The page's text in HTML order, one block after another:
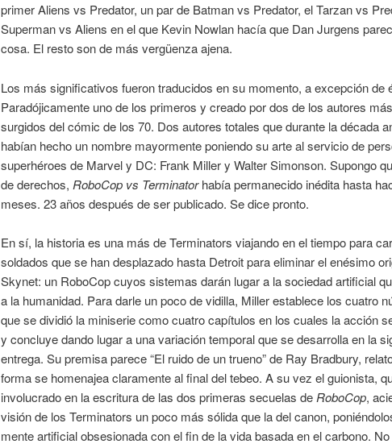
primer Aliens vs Predator, un par de Batman vs Predator, el Tarzan vs
Superman vs Aliens en el que Kevin Nowlan hacía que Dan Jurgens
cosa. El resto son de más vergüenza ajena.
Los más significativos fueron traducidos en su momento, a excepción de
Paradójicamente uno de los primeros y creado por dos de los autores
surgidos del cómic de los 70. Dos autores totales que durante la década
habían hecho un nombre mayormente poniendo su arte al servicio de
superhéroes de Marvel y DC: Frank Miller y Walter Simonson. Supongo
de derechos, RoboCop vs Terminatorhabía permanecido inédita hasta
meses. 23 años después de ser publicado. Se dice pronto.
En sí, la historia es una más de Terminators viajando en el tiempo para
soldados que se han desplazado hasta Detroit para eliminar el enésimo
Skynet: un RoboCop cuyos sistemas darán lugar a la sociedad artificial
a la humanidad. Para darle un poco de vidilla, Miller establece los cuatro
que se dividió la miniserie como cuatro capítulos en los cuales la acción
y concluye dando lugar a una variación temporal que se desarrolla en la
entrega. Su premisa parece “El ruido de un trueno” de Ray Bradbury,
forma se homenajea claramente al final del tebeo. A su vez el guionista,
involucrado en la escritura de las dos primeras secuelas deRoboCop,
visión de los Terminators un poco más sólida que la del canon,
mente artificial obsesionada con el fin de la vida basada en el carbono.